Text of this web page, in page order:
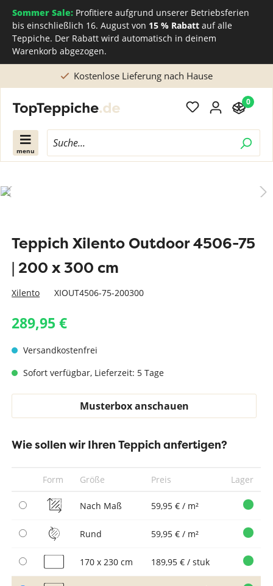
Sommer Sale: Profitiere aufgrund unserer Betriebsferien
bis einschließlich 16. August von 15 % Rabatt auf alle
Teppiche. Der Rabatt wird automatisch in deinem
Warenkorb abgezogen.
Kostenlose Lieferung nach Hause
menu
0
Teppich Xilento Outdoor 4506-75
| 200 x 300 cm
Xilento XIOUT4506-75-200300
289,95 €
Versandkostenfrei
Sofort verfügbar, Lieferzeit: 5 Tage
Musterbox anschauen
Wie sollen wir Ihren Teppich anfertigen?
Form Größe Preis Lager
Nach Maß 59,95 € / m²
Rund 59,95 € / m²
170 x 230 cm 189,95 € / stuk